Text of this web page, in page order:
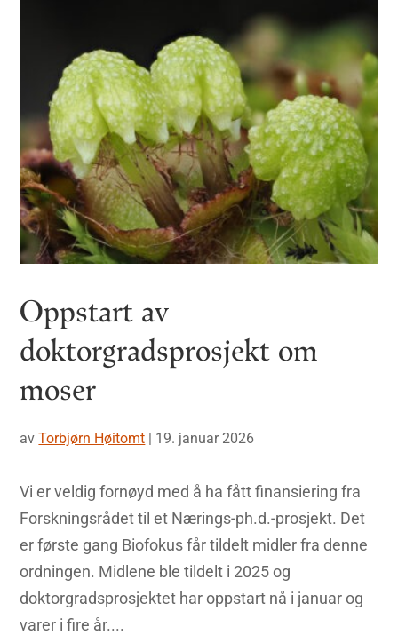
Oppstart av
doktorgradsprosjekt om
moser
avTorbjørn Høitomt | 19. januar 2026
Vi er veldig fornøyd med å ha fått finansiering fra
Forskningsrådet til et Nærings-ph.d.-prosjekt. Det
er første gang Biofokus får tildelt midler fra denne
ordningen. Midlene ble tildelt i 2025 og
doktorgradsprosjektet har oppstart nå i januar og
varer i fire år....